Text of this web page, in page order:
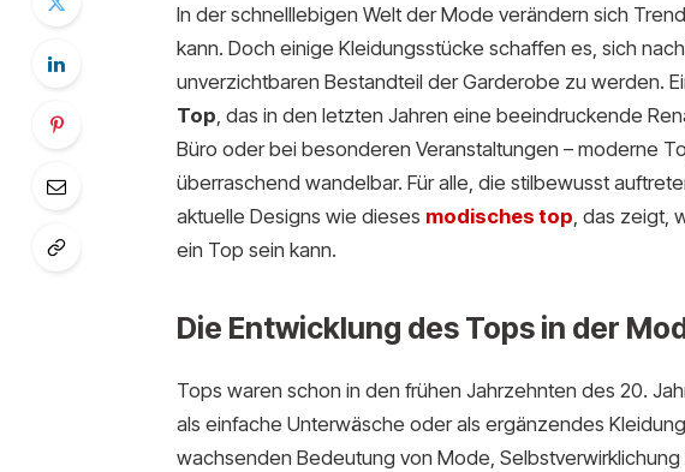
In der schnelllebigen Welt der Mode verändern sich
kann. Doch einige Kleidungsstücke schaffen es, sich
unverzichtbaren Bestandteil der Garderobe zu werden.
Top , das in den letzten Jahren eine beeindruckende
Büro oder bei besonderen Veranstaltungen – moderne
überraschend wandelbar. Für alle, die stilbewusst
aktuelle Designs wie dieses modisches top , das zeigt,
ein Top sein kann.
Die Entwicklung des Tops in der
Tops waren schon in den frühen Jahrzehnten des 20.
als einfache Unterwäsche oder als ergänzendes
wachsenden Bedeutung von Mode,